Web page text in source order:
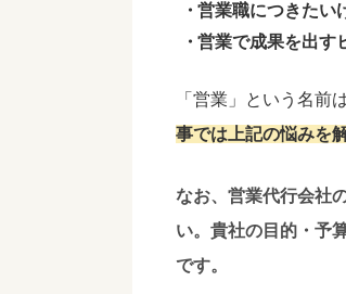
営業職につきたい
営業で成果を出す
「営業」という名前
事では上記の悩みを
なお、営業代行会社
い。 貴社の目的・予
です。